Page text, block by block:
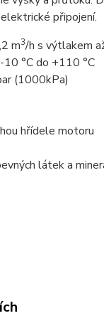
připojení.
m3/h s výtlakem
°C do +110 °C
(1000kPa)
hřídele motoru
látek a